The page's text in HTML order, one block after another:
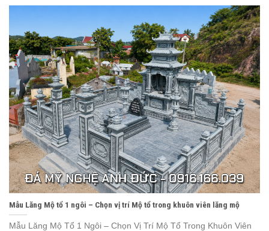
Mẫu Lăng Mộ tổ 1 ngôi – Chọn vị trí Mộ tổ trong khuôn viên lăng mộ
Mẫu Lăng Mộ Tổ 1 Ngôi – Chọn Vị Trí Mộ Tổ Trong Khuôn Viên